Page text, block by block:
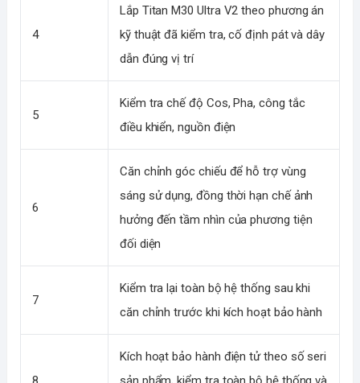
4
Lắp Titan M30 Ultra V2 theo phương án
kỹ thuật đã kiểm tra, cố định pát và dây
dẫn đúng vị trí
5
Kiểm tra chế độ Cos, Pha, công tắc
điều khiển, nguồn điện
6
Căn chỉnh góc chiếu để hỗ trợ vùng
sáng sử dụng, đồng thời hạn chế ảnh
hưởng đến tầm nhìn của phương tiện
đối diện
7
Kiểm tra lại toàn bộ hệ thống sau khi
căn chỉnh trước khi kích hoạt bảo hành
Kích hoạt bảo hành điện tử theo số seri